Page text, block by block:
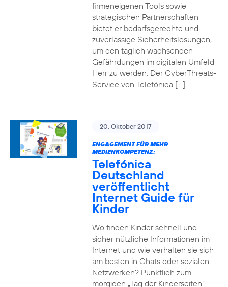
firmeneigenen Tools sowie
strategischen Partnerschaften
bietet er bedarfsgerechte und
zuverlässige Sicherheitslösungen,
um den täglich wachsenden
Gefährdungen im digitalen Umfeld
Herr zu werden. Der CyberThreats-
Service von Telefónica […]
20. Oktober 2017
ENGAGEMENT FÜR MEHR
MEDIENKOMPETENZ:
Telefónica
Deutschland
veröffentlicht
Internet Guide für
Kinder
Wo finden Kinder schnell und
sicher nützliche Informationen im
Internet und wie verhalten sie sich
am besten in Chats oder sozialen
Netzwerken? Pünktlich zum
morgigen „Tag der Kinderseiten“